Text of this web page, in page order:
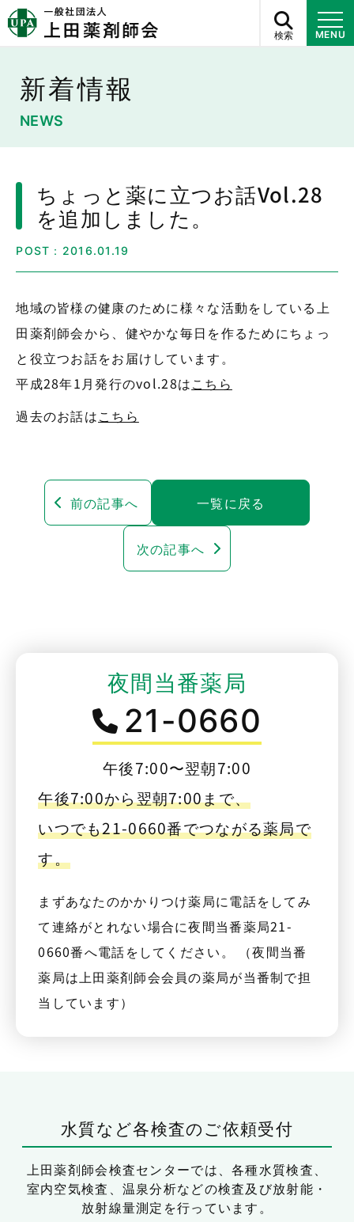
検索 MENU
新着情報
NEWS
ちょっと薬に立つお話Vol.28
を追加しました。
POST：2016.01.19
地域の皆様の健康のために様々な活動をしている上
田薬剤師会から、健やかな毎日を作るためにちょっ
と役立つお話をお届けしています。
平成28年1月発行のvol.28はこちら
過去のお話はこちら
前の記事へ 一覧に戻る
次の記事へ
夜間当番薬局
21-0660
午後7:00〜翌朝7:00
午後7:00から翌朝7:00まで、
いつでも21-0660番でつながる薬局で
す。
まずあなたのかかりつけ薬局に電話をしてみ
て連絡がとれない場合に夜間当番薬局21-
0660番へ電話をしてください。 （夜間当番
薬局は上田薬剤師会会員の薬局が当番制で担
当しています）
水質など各検査のご依頼受付
上田薬剤師会検査センターでは、各種水質検査、
室内空気検査、温泉分析などの検査及び放射能・
放射線量測定を行っています。